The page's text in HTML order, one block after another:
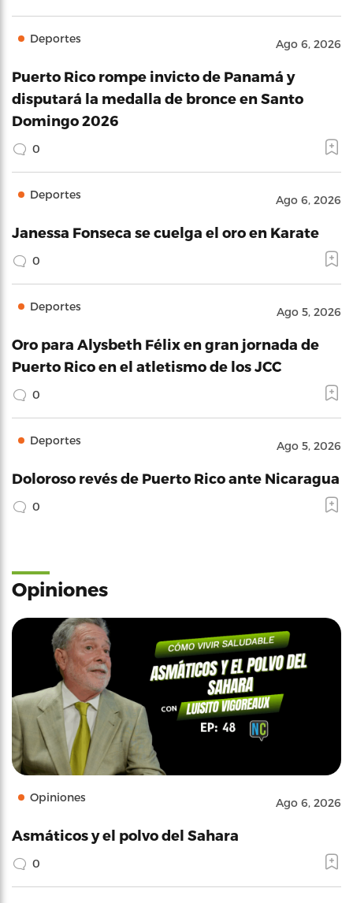
Deportes Ago 6, 2026
Puerto Rico rompe invicto de Panamá y
disputará la medalla de bronce en Santo
Domingo 2026
0
Deportes Ago 6, 2026
Janessa Fonseca se cuelga el oro en Karate
0
Deportes Ago 5, 2026
Oro para Alysbeth Félix en gran jornada de
Puerto Rico en el atletismo de los JCC
0
Deportes Ago 5, 2026
Doloroso revés de Puerto Rico ante Nicaragua
0
Opiniones
Opiniones Ago 6, 2026
Asmáticos y el polvo del Sahara
0